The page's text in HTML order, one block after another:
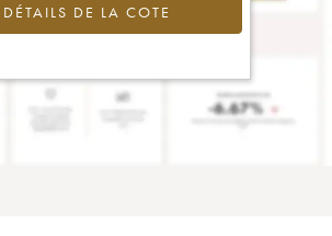
DÉTAILS DE LA COTE